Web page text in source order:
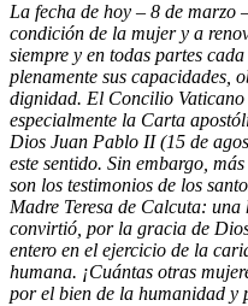
La fecha de hoy – 8 de marzo
condición de la mujer y a
siempre y en todas partes
plenamente sus capacidades,
dignidad. El Concilio
especialmente la Carta
Dios Juan Pablo II (15 de
este sentido. Sin embargo,
son los testimonios de los
Madre Teresa de Calcuta:
convirtió, por la gracia de
entero en el ejercicio de la
humana. ¡Cuántas otras
por el bien de la humanidad y